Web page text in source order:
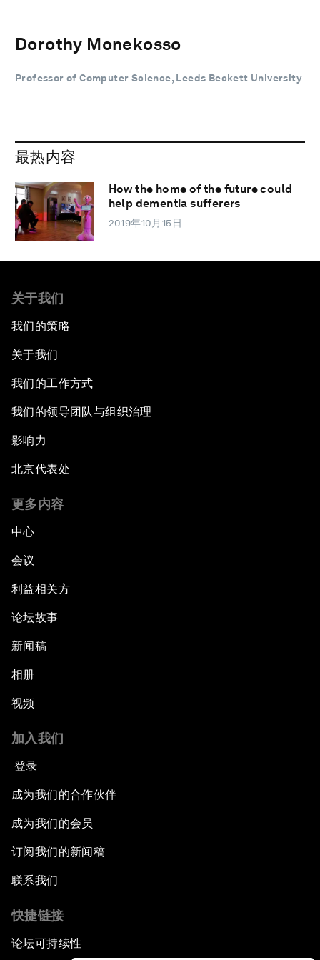
Dorothy Monekosso
Professor of Computer Science, Leeds Beckett University
最热内容
How the home of the future could
help dementia sufferers
2019年10月15日
关于我们
我们的策略
关于我们
我们的工作方式
我们的领导团队与组织治理
影响力
北京代表处
更多内容
中心
会议
利益相关方
论坛故事
新闻稿
相册
视频
加入我们
登录
成为我们的合作伙伴
成为我们的会员
订阅我们的新闻稿
联系我们
快捷链接
论坛可持续性